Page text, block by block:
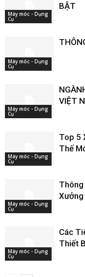
Máy móc - Dụng
Cụ
BẬT
Máy móc - Dụng
Cụ
Máy móc - Dụng
Cụ
VIỆT
Máy móc - Dụng
Cụ
Top 5
Thế
Máy móc - Dụng
Cụ
Thông
Xưởng
Máy móc - Dụng
Cụ
Các
Thiết